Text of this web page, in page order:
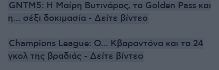
GNTM5: Η Μαίρη Βυτινάρος, το Golden Pass και
η... σέξι δοκιμασία - Δείτε βίντεο
Champions League: Ο... Κβαραντόνα και τα 24
γκολ της βραδιάς - Δείτε βίντεο